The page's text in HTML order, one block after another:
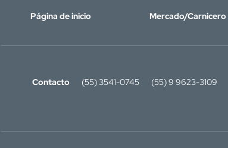
Página de inicio Mercado/Carnicero
Contacto (55) 3541-0745 (55) 9 9623-3109